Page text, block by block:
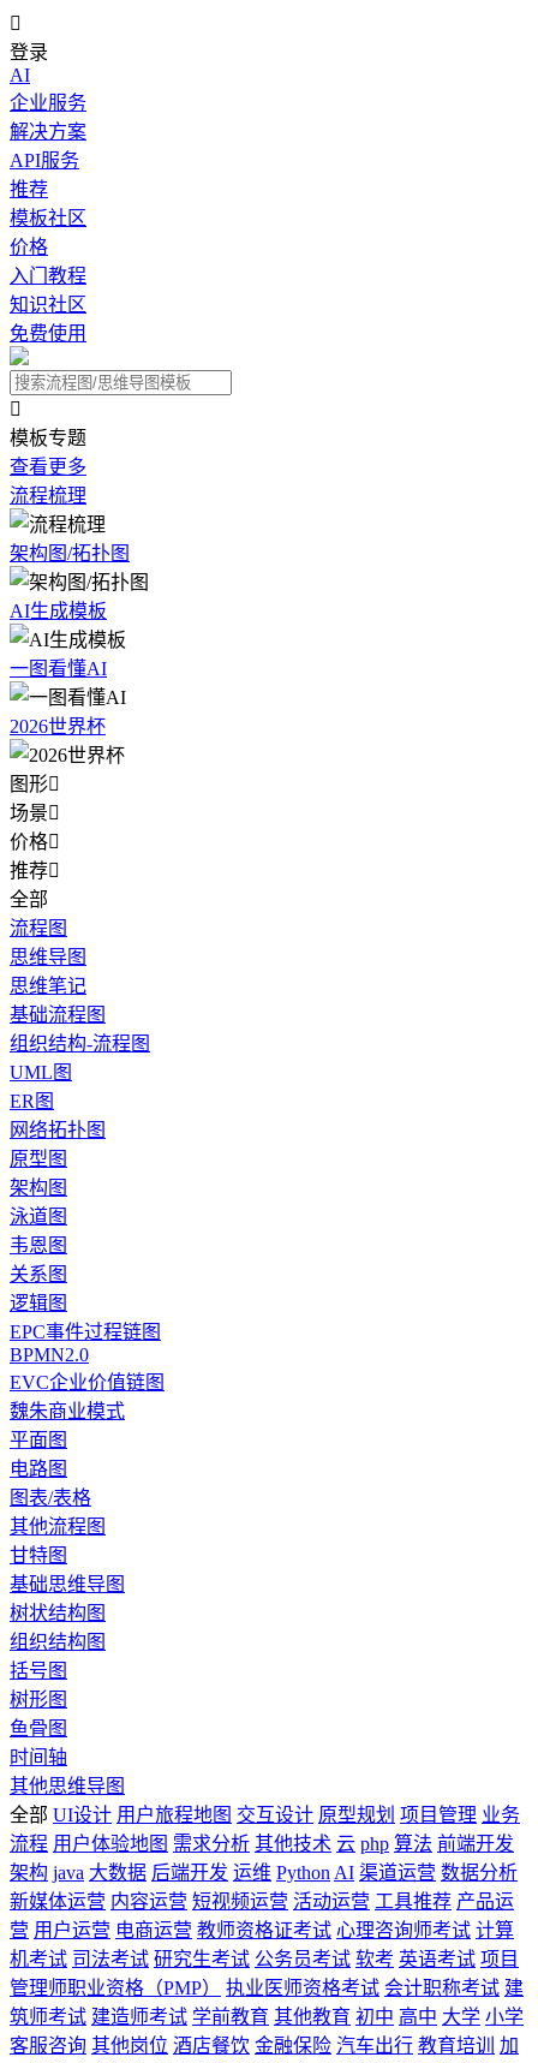

登录
AI
企业服务
解决方案
API服务
推荐
模板社区
价格
入门教程
知识社区
免费使用

模板专题
查看更多
流程梳理
架构图/拓扑图
AI生成模板
一图看懂AI
2026世界杯
图形
场景
价格
推荐
全部
流程图
思维导图
思维笔记
基础流程图
组织结构-流程图
UML图
ER图
网络拓扑图
原型图
架构图
泳道图
韦恩图
关系图
逻辑图
EPC事件过程链图
BPMN2.0
EVC企业价值链图
魏朱商业模式
平面图
电路图
图表/表格
其他流程图
甘特图
基础思维导图
树状结构图
组织结构图
括号图
树形图
鱼骨图
时间轴
其他思维导图
全部 UI设计 用户旅程地图 交互设计 原型规划 项目管理 业务
流程 用户体验地图 需求分析 其他技术 云 php 算法 前端开发
架构 java 大数据 后端开发 运维 Python AI 渠道运营 数据分析
新媒体运营 内容运营 短视频运营 活动运营 工具推荐 产品运
营 用户运营 电商运营 教师资格证考试 心理咨询师考试 计算
机考试 司法考试 研究生考试 公务员考试 软考 英语考试 项目
管理师职业资格（PMP）
执业医师资格考试 会计职称考试 建
筑师考试 建造师考试 学前教育 其他教育 初中 高中 大学 小学
客服咨询 其他岗位 酒店餐饮 金融保险 汽车出行 教育培训
加